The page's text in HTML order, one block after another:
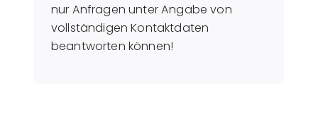
nur Anfragen unter Angabe von
vollständigen Kontaktdaten
beantworten können!